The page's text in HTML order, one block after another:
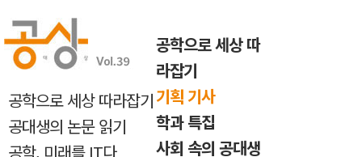
공학으로 세상 따
라잡기
기획 기사
학과 특집
사회 속의 공대생
공학으로 세상 따라잡기
공대생의 논문 읽기
공학, 미래를 IT다